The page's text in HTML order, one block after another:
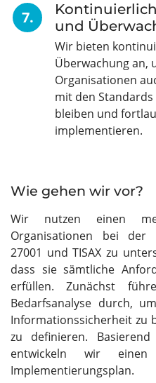
7.
und
Wir bieten
Überwachung an,
Organisationen
mit den
bleiben und
implementieren.
Wie gehen wir vor?
Wir nutzen einen
Organisationen bei der
27001 und TISAX zu
dass sie sämtliche
erfüllen. Zunächst
Bedarfsanalyse durch,
Informationssicherheit zu
zu definieren.
entwickeln wir einen
Implementierungsplan.